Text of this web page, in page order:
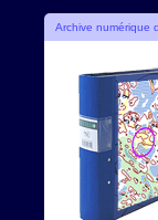
Archive numérique